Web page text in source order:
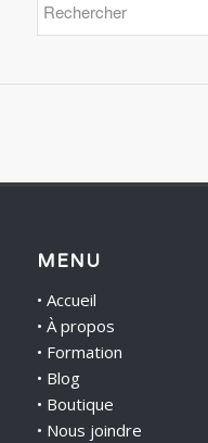
MENU
• Accueil
• À propos
• Formation
• Blog
• Boutique
• Nous joindre